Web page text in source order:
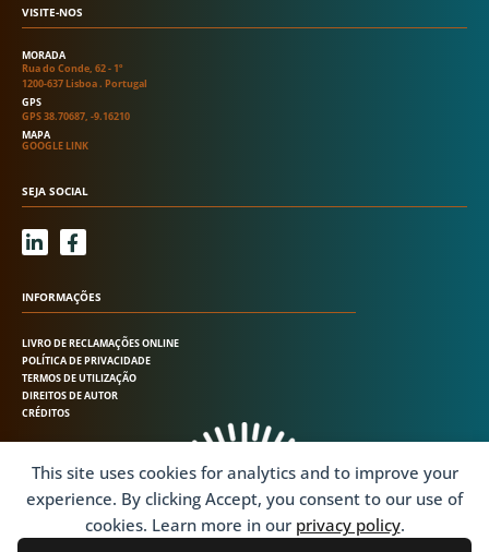
This site uses cookies for analytics and to improve your
experience. By clicking Accept, you consent to our use of
cookies. Learn more in our privacy policy.
VISITE-NOS
MORADA
Rua do Conde, 62 - 1º
1200-637 Lisboa . Portugal
GPS
GPS 38.70687, -9.16210
MAPA
GOOGLE LINK
SEJA SOCIAL
L
i
k
e
i
n
-
i
n
F
a
e
b
o
k
-
f
INFORMAÇÕES
LIVRO DE RECLAMAÇÕES ONLINE
POLÍTICA DE PRIVACIDADE
TERMOS DE UTILIZAÇÃO
DIREITOS DE AUTOR
CRÉDITOS